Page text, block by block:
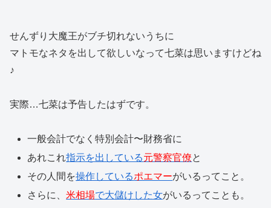
せんずり大魔王がブチ切れないうちに
マトモなネタを出して欲しいなって七菜は思いますけどね
♪
実際…七菜は予告したはずです。
一般会計でなく特別会計〜財務省に
あれこれ指示を出している元警察官僚と
その人間を操作しているポエマーがいるってこと。
さらに、米相場で大儲けした女がいるってことも。